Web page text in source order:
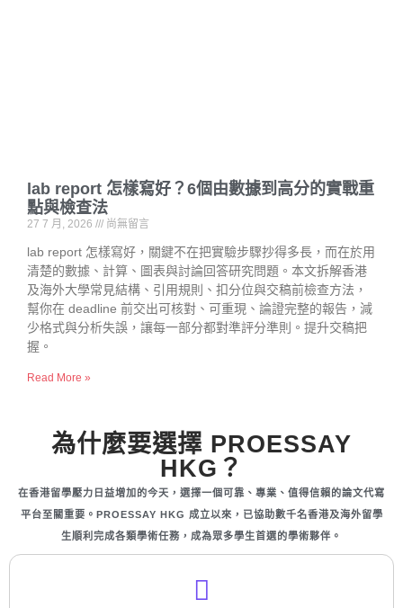
lab report 怎樣寫好？6個由數據到高分的實戰重
點與檢查法
27 7 月, 2026 尚無留言
lab report 怎樣寫好，關鍵不在把實驗步驟抄得多長，而在於用
清楚的數據、計算、圖表與討論回答研究問題。本文拆解香港
及海外大學常見結構、引用規則、扣分位與交稿前檢查方法，
幫你在 deadline 前交出可核對、可重現、論證完整的報告，減
少格式與分析失誤，讓每一部分都對準評分準則。提升交稿把
握。
Read More »
為什麼要選擇 PROESSAY
HKG？
在香港留學壓力日益增加的今天，選擇一個可靠、專業、值得信賴的論文代寫
平台至關重要。PROESSAY HKG 成立以來，已協助數千名香港及海外留學
生順利完成各類學術任務，成為眾多學生首選的學術夥伴。